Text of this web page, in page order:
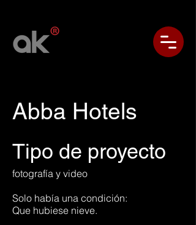
Abba Hotels
Tipo de proyecto
fotografía y video
Solo había una condición:
Que hubiese nieve.